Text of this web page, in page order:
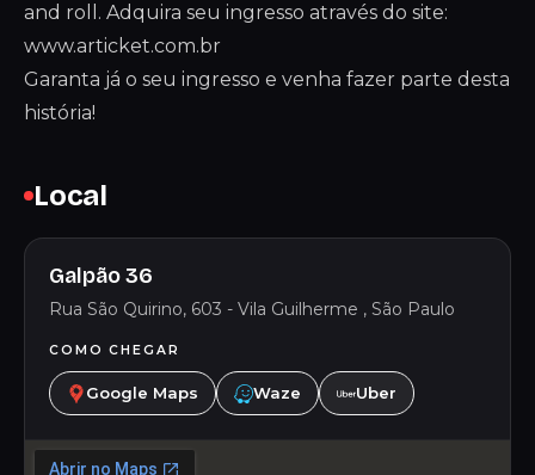
and roll. Adquira seu ingresso através do site:
www.articket.com.br
Garanta já o seu ingresso e venha fazer parte desta
história!
Local
Galpão 36
Rua São Quirino, 603 - Vila Guilherme , São Paulo
COMO CHEGAR
Google Maps Waze Uber